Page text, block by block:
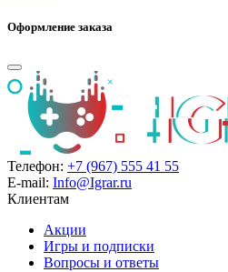
Оформление заказа
Телефон: +7 (967) 555 41 55
E-mail: Info@Igrar.ru
Клиентам
Акции
Игры и подписки
Вопросы и ответы